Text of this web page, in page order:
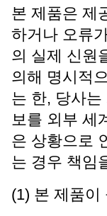
본 제품은 제
하거나 오류
의 실제 신원
의해 명시적
는 한, 당사
보를 외부 세
은 상황으로
는 경우 책임
(1) 본 제품이